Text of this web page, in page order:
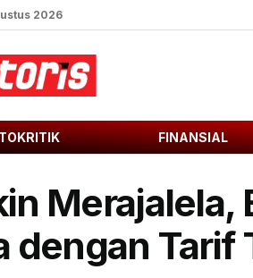
2026
FINANSIAL
Merajalela,
dengan Tarif